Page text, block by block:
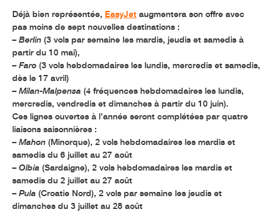
Déjà bien représentée, EasyJet augmentera son offre avec
pas moins de sept nouvelles destinations :
– Berlin (3 vols par semaine les mardis, jeudis et samedis à
partir du 10 mai),
– Faro (3 vols hebdomadaires les lundis, mercredis et samedis,
dès le 17 avril)
– Milan-Malpensa (4 fréquences hebdomadaires les lundis,
mercredis, vendredis et dimanches à partir du 10 juin).
Ces lignes ouvertes à l’année seront complétées par quatre
liaisons saisonnières :
– Mahon (Minorque), 2 vols hebdomadaires les mardis et
samedis du 6 juillet au 27 août
– Olbia (Sardaigne), 2 vols hebdomadaires les mardis et
samedis du 2 juillet au 27 août
– Pula (Croatie Nord), 2 vols par semaine les jeudis et
dimanches du 3 juillet au 28 août